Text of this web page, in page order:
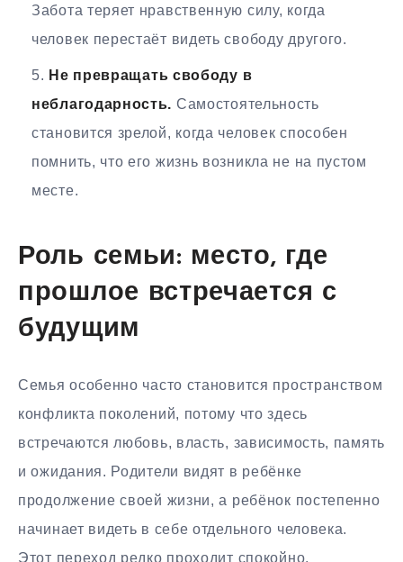
Забота теряет нравственную силу, когда
человек перестаёт видеть свободу другого.
Не превращать свободу в
неблагодарность. Самостоятельность
становится зрелой, когда человек способен
помнить, что его жизнь возникла не на пустом
месте.
Роль семьи: место, где
прошлое встречается с
будущим
Семья особенно часто становится пространством
конфликта поколений, потому что здесь
встречаются любовь, власть, зависимость, память
и ожидания. Родители видят в ребёнке
продолжение своей жизни, а ребёнок постепенно
начинает видеть в себе отдельного человека.
Этот переход редко проходит спокойно.